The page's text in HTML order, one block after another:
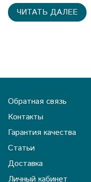
ЧИТАТЬ ДАЛЕЕ
Обратная связь
Контакты
Гарантия качества
Статьи
Доставка
Личный кабинет